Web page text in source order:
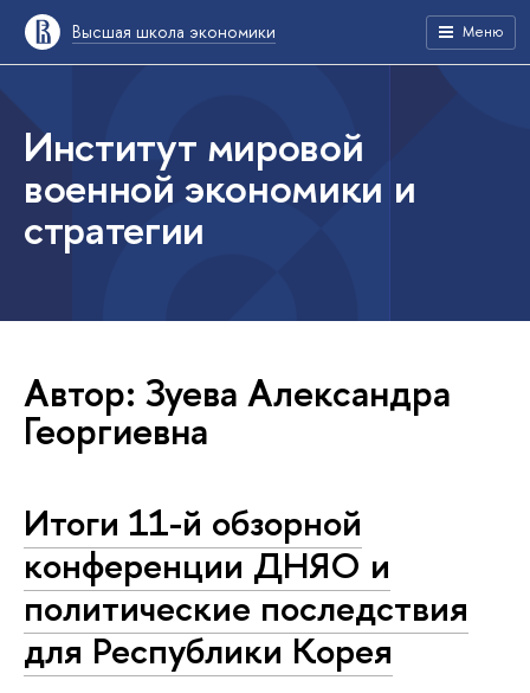
Высшая школа экономики Меню
Институт мировой
военной экономики и
стратегии
Автор: Зуева Александра
Георгиевна
Итоги 11-й обзорной
конференции ДНЯО и
политические последствия
для Республики Корея